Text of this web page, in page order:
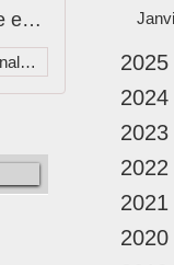
vincent lefèvre exposant photos canal - Recherche Google
https://www.google.fr/search?q=vincent+lef%C3%A8vre+exposant+photos+canal&client=firefox-a&hs=rOj&rls=org.mozilla:fr:official&source=lnms&tbm=isch&sa=X&ei=eeRsUq4piLLRBZrMgMAJ&ved=0CAkQ_AUoAQ&biw=1013&bih=599
2025
2024
2023
2022
2021
2020